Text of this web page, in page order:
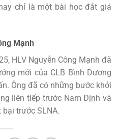
chỉ là một bài học đắt giá
Mạnh
HLV Nguyễn Công Mạnh đã
mới của CLB Bình Dương
Ông đã có những bước khởi
liên tiếp trước Nam Định và
trước SLNA.